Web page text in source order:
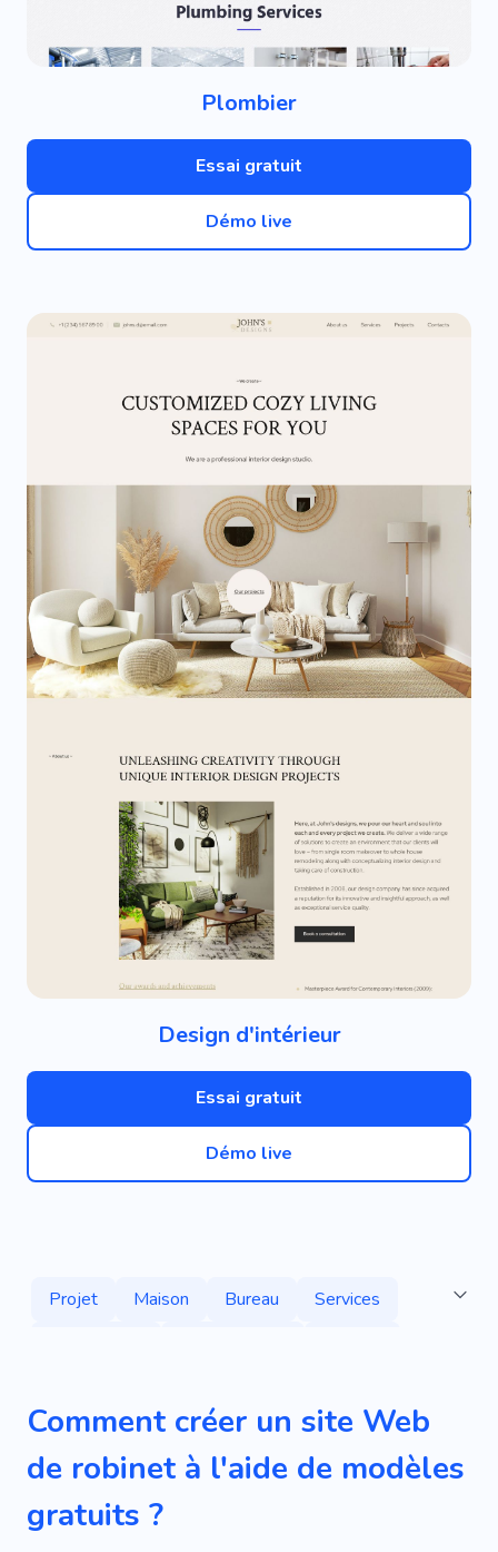
Plombier
Essai gratuit
Démo live
Design d'intérieur
Essai gratuit
Démo live
Projet Maison Bureau
Services
Plomberie
Développement Immobilier
Remodelage
Remplacement De Porte
Plombier
Toit
Comment créer un site Web
de robinet à l'aide de modèles
gratuits ?